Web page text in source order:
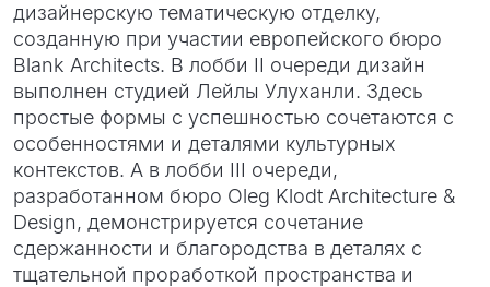
дизайнерскую тематическую отделку,
созданную при участии европейского бюро
Blank Architects. В лобби II очереди дизайн
выполнен студией Лейлы Улуханли. Здесь
простые формы с успешностью сочетаются с
особенностями и деталями культурных
контекстов. А в лобби III очереди,
разработанном бюро Oleg Klodt Architecture &
Design, демонстрируется сочетание
сдержанности и благородства в деталях с
тщательной проработкой пространства и